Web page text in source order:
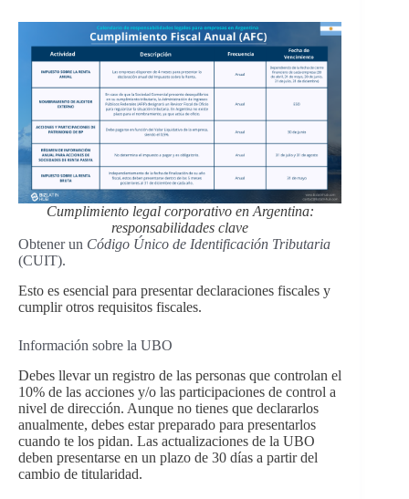
Cumplimiento legal corporativo en Argentina:
responsabilidades clave
Obtener un Código Único de Identificación Tributaria
(CUIT).
Esto es esencial para presentar declaraciones fiscales y
cumplir otros requisitos fiscales.
Información sobre la UBO
Debes llevar un registro de las personas que controlan el
10% de las acciones y/o las participaciones de control a
nivel de dirección. Aunque no tienes que declararlos
anualmente, debes estar preparado para presentarlos
cuando te los pidan. Las actualizaciones de la UBO
deben presentarse en un plazo de 30 días a partir del
cambio de titularidad.